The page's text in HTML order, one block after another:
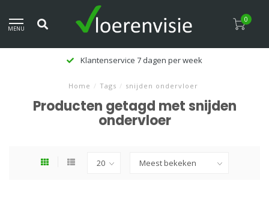
MENU
0
Klantenservice 7 dagen per week
Home / Tags / snijden ondervloer
Producten getagd met snijden
ondervloer